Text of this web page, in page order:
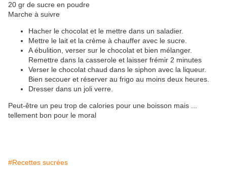
20 gr de sucre en poudre
Marche à suivre
Hacher le chocolat et le mettre dans un saladier.
Mettre le lait et la crème à chauffer avec le sucre.
A ébulition, verser sur le chocolat et bien mélanger.
Remettre dans la casserole et laisser frémir 2 minutes
Verser le chocolat chaud dans le siphon avec la liqueur.
Bien secouer et réserver au frigo au moins deux heures.
Dresser dans un joli verre.
Peut-être un peu trop de calories pour une boisson mais ...
tellement bon pour le moral
#Recettes sucrées